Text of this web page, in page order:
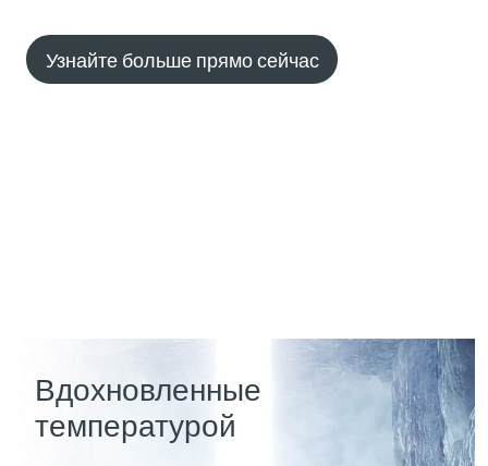
Узнайте больше прямо сейчас
Вдохновленные
температурой